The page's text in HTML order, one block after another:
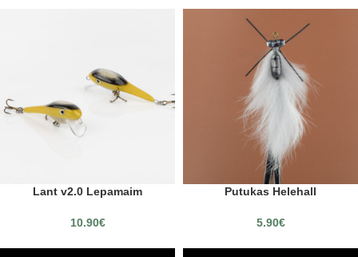
Lant v2.0 Lepamaim
10.90€
Putukas Helehall
5.90€